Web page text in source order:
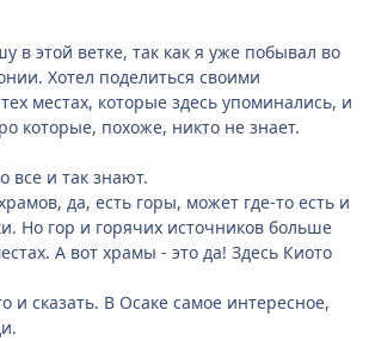
в этой ветке, так как я уже побывал во
Хотел поделиться своими
местах, которые здесь упоминались, и
которые, похоже, никто не знает.
все и так знают.
да, есть горы, может где-то есть и
Но гор и горячих источников больше
А вот храмы - это да! Здесь Киото
и сказать. В Осаке самое интересное,